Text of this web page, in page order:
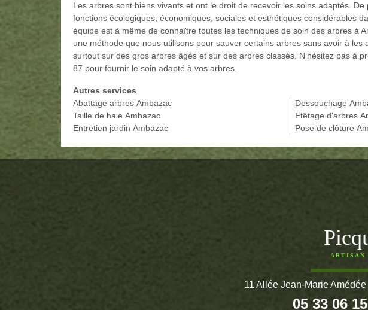
Les arbres sont biens vivants et ont le droit de recevoir les soins adaptés.
fonctions écologiques, économiques, sociales et esthétiques considérables
équipe est à même de connaître toutes les techniques de soin des arbres à
une méthode que nous utilisons pour sauver certains arbres sans avoir à les
surtout sur des gros arbres âgés et sur des arbres classés. N’hésitez pas à
87 pour fournir le soin adapté à vos arbres.
Autres services
Abattage arbres Ambazac
Taille de haie Ambazac
Entretien jardin Ambazac
Dessouchage
Etêtage d'arbres
Pose de clôture
ARTISAN
11 Allée Jean-Marie
05 33 06